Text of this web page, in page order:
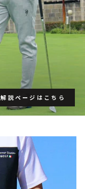
解説ページはこちら